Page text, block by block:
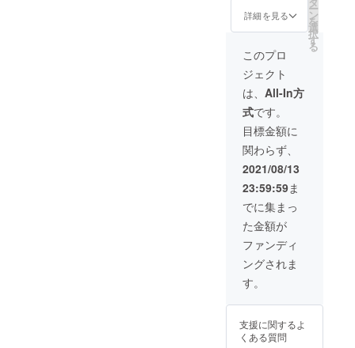
ご連絡
いたし
※支援金
には発
送手数
料も含
まれて
おりま
す。
実行委
員会か
礼メッ
セージ
をお送
りいた
しま
す。 ・
蘭越米1
俵をお
届けし
ます。
（2021
年産－
新米、
ななつ
ぼし）
※新米の
発送は
事前に
ます。
には発
送手数
詳細を見る ー
ン
を
選
択
す
る
このプロ
ジェクト
は、 All-In方
式です。
目標金額に
関わらず、
2021/08/13
23:59:59ま
でに集まっ
た金額が
ファンディ
ングされま
す。
支援に関するよ
くある質問